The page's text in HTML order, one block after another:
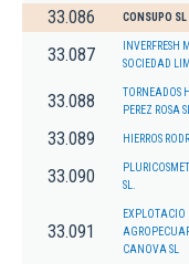
33.086 CONSUPO SL
33.087
INVERFRESH
SOCIEDAD
33.088
TORNEADOS
PEREZ ROSA SL.
33.089 HIERROS
33.090
SL.
33.091
EXPLOTACIO
CANOVA SL